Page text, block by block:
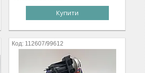
Купити
112607/99612